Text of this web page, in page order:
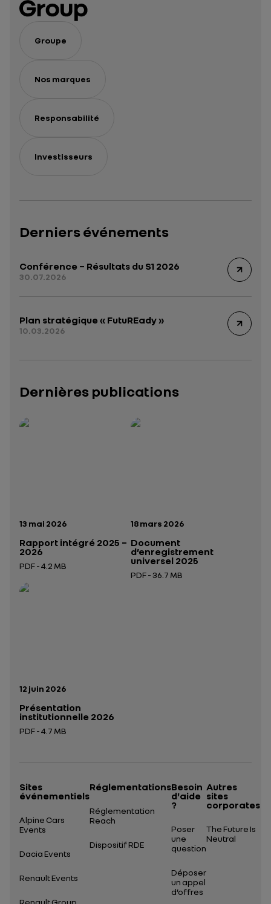
Groupe
Nos marques
Responsabilité
Investisseurs
Derniers événements
Conférence – Résultats du S1 2026
30.07.2026
Plan stratégique « FutuREady »
10.03.2026
Dernières publications
Date de publication:
13 mai 2026
Rapport intégré 2025 –
2026
PDF - 4.2 MB
Ouverture dans un nouvel onglet
Rapport intégré 2025 – 2026— données structurées (JSON)
Date de publication:
18 mars 2026
Document
d’enregistrement
universel 2025
PDF - 36.7 MB
Date de publication:
12 juin 2026
Présentation
institutionnelle 2026
PDF - 4.7 MB
Présentation institutionnelle 2026
Sites
événementiels
Alpine Cars
Events
Dacia Events
Renault Events
Renault Group
Réglementations
Réglementation
Reach
Dispositif RDE
Besoin
d'aide
?
Poser
une
question
Déposer
un appel
d’offres
Autres
sites
corporates
The Future Is
Neutral